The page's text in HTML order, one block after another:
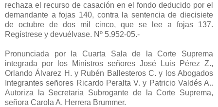
rechaza el recurso de casación en el fondo deducido por el
demandante a fojas 140, contra la sentencia de diecisiete
de octubre de dos mil cinco, que se lee a fojas 137.
Regístrese y devuélvase. Nº 5.952-05.-
Pronunciada por la Cuarta Sala de la Corte Suprema
integrada por los Ministros señores José Luis Pérez Z.,
Orlando Álvarez H. y Rubén Ballesteros C. y los Abogados
Integrantes señores Ricardo Peralta V. y Patricio Valdés A..
Autoriza la Secretaria Subrogante de la Corte Suprema,
señora Carola A. Herrera Brummer.